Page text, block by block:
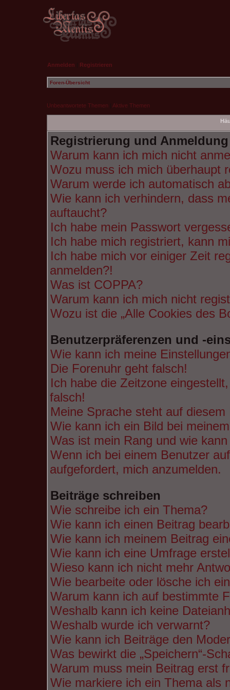
Anmelden Registrieren
Foren-Übersicht
Unbeantwortete Themen Aktive Themen
Registrierung und Anmeldung
Warum kann ich mich nicht
Wozu muss ich mich überhaupt
Warum werde ich automatisch
Wie kann ich verhindern, dass
auftaucht?
Ich habe mein Passwort
Ich habe mich registriert, kann
Ich habe mich vor einiger Zeit
anmelden?!
Was ist COPPA?
Warum kann ich mich nicht
Wozu ist die „Alle Cookies des
Benutzerpräferenzen und -
Wie kann ich meine
Die Forenuhr geht falsch!
Ich habe die Zeitzone
falsch!
Meine Sprache steht auf
Wie kann ich ein Bild bei
Was ist mein Rang und wie
Wenn ich bei einem Benutzer
aufgefordert, mich anzumelden.
Beiträge schreiben
Wie schreibe ich ein Thema?
Wie kann ich einen Beitrag
Wie kann ich meinem Beitrag
Wie kann ich eine Umfrage
Wieso kann ich nicht mehr
Wie bearbeite oder lösche ich
Warum kann ich auf bestimmte
Weshalb kann ich keine
Weshalb wurde ich verwarnt?
Wie kann ich Beiträge den
Was bewirkt die „Speichern“-
Warum muss mein Beitrag erst
Wie markiere ich ein Thema als